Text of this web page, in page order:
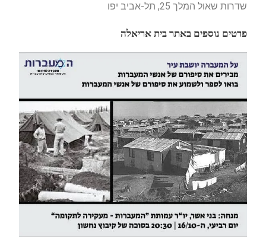
שדרות שאול המלך 25, תל-אביב יפו
פרטים נוספים באתר בית אריאלה